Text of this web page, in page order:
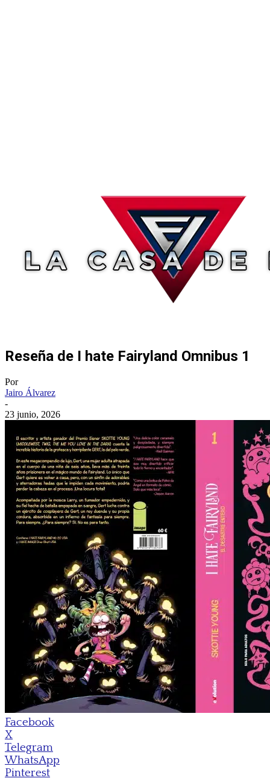
Reseña de I hate Fairyland Omnibus 1
Por
Jairo Álvarez
-
23 junio, 2026
Facebook
X
Telegram
WhatsApp
Pinterest